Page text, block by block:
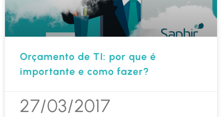
Orçamento de TI: por que é
importante e como fazer?
27/03/2017